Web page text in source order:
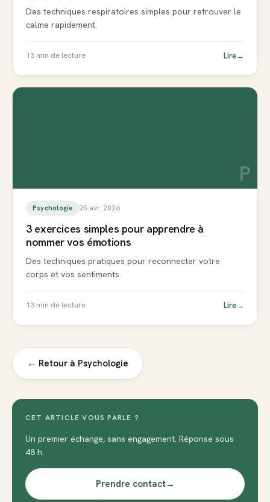
Des techniques respiratoires simples pour retrouver le
calme rapidement.
13 min de lecture Lire→
P
Psychologie 25 avr. 2026
3 exercices simples pour apprendre à
nommer vos émotions
Des techniques pratiques pour reconnecter votre
corps et vos sentiments.
13 min de lecture Lire→
← Retour à Psychologie
CET ARTICLE VOUS PARLE ?
Un premier échange, sans engagement. Réponse sous
48 h.
Prendre contact→